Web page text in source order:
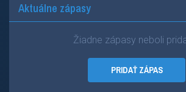
Aktuálne zápasy
Žiadne zápasy neboli
PRIDAŤ ZÁPAS